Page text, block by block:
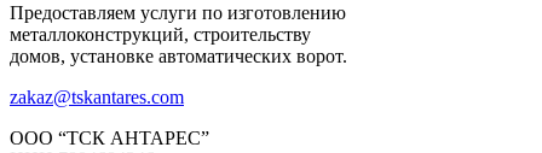
Предоставляем услуги по изготовлению
металлоконструкций, строительству
домов, установке автоматических ворот.
zakaz@tskantares.com
ООО “ТСК АНТАРЕС”